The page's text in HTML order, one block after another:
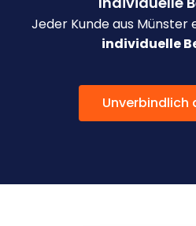
Jeder Kunde aus
individuelle
Unverbindlich